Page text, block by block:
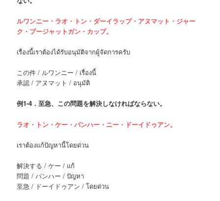
ルワンニー・ラオ・トン・ダーイラップ・アヌマット・ジャー
ク・プージャットガン・カップ。
เรื่องนี้เราต้องได้รับอนุมัติจากผู้จัดการครับ
この件 / ルワンニー / เรื่องนี้
承認 / アヌマット / อนุมัติ
例1-4．至急、この問題を解決しなければならない。
ラオ・トン・ケー・パンハー・ニー・ドーイドゥアン。
เราต้องแก้ปัญหานี้โดยด่วน
解決する / ケー / แก้
問題 / パンハー / ปัญหา
至急 / ドーイドゥアン / โดยด่วน